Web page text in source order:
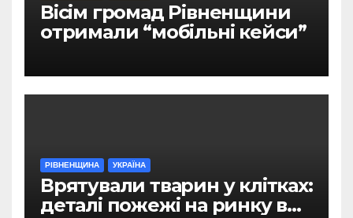
Вісім громад Рівненщини
отримали “мобільні кейси”
РІВНЕНЩИНА УКРАЇНА
Врятували тварин у клітках:
деталі пожежі на ринку в